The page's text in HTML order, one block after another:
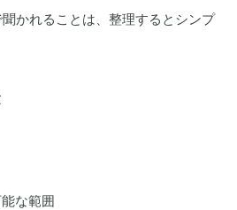
かれることは、整理するとシンプ
な範囲